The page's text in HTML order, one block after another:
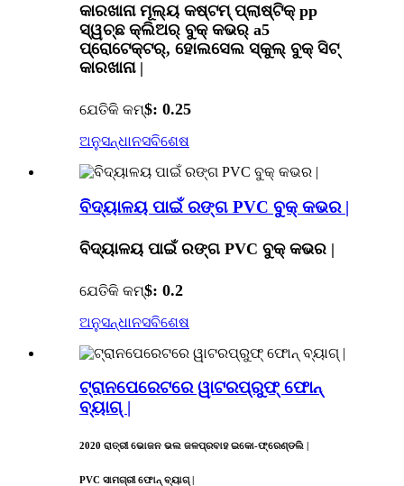
କାରଖାନା ମୂଲ୍ୟ କଷ୍ଟମ୍ ପ୍ଲାଷ୍ଟିକ୍ pp
ସ୍ୱଚ୍ଛ କ୍ଲିଅର୍ ବୁକ୍ କଭର୍ a5
ପ୍ରୋଟେକ୍ଟର୍, ହୋଲସେଲ ସ୍କୁଲ୍ ବୁକ୍ ସିଟ୍
କାରଖାନା |
ଯେତିକି କମ୍$: 0.25
ଅନୁସନ୍ଧାନସବିଶେଷ
ବିଦ୍ୟାଳୟ ପାଇଁ ରଙ୍ଗ PVC ବୁକ୍ କଭର |
ବିଦ୍ୟାଳୟ ପାଇଁ ରଙ୍ଗ PVC ବୁକ୍ କଭର |
ଯେତିକି କମ୍$: 0.2
ଅନୁସନ୍ଧାନସବିଶେଷ
ଟ୍ରାନପେରେଟରେ ୱାଟରପ୍ରୁଫ୍ ଫୋନ୍
ବ୍ୟାଗ୍ |
2020 ରାତ୍ରୀ ଭୋଜନ ଭଲ ଜଳପ୍ରବାହ ଇକୋ-ଫ୍ରେଣ୍ଡଲି |
PVC ସାମଗ୍ରୀ ଫୋନ୍ ବ୍ୟାଗ୍ |